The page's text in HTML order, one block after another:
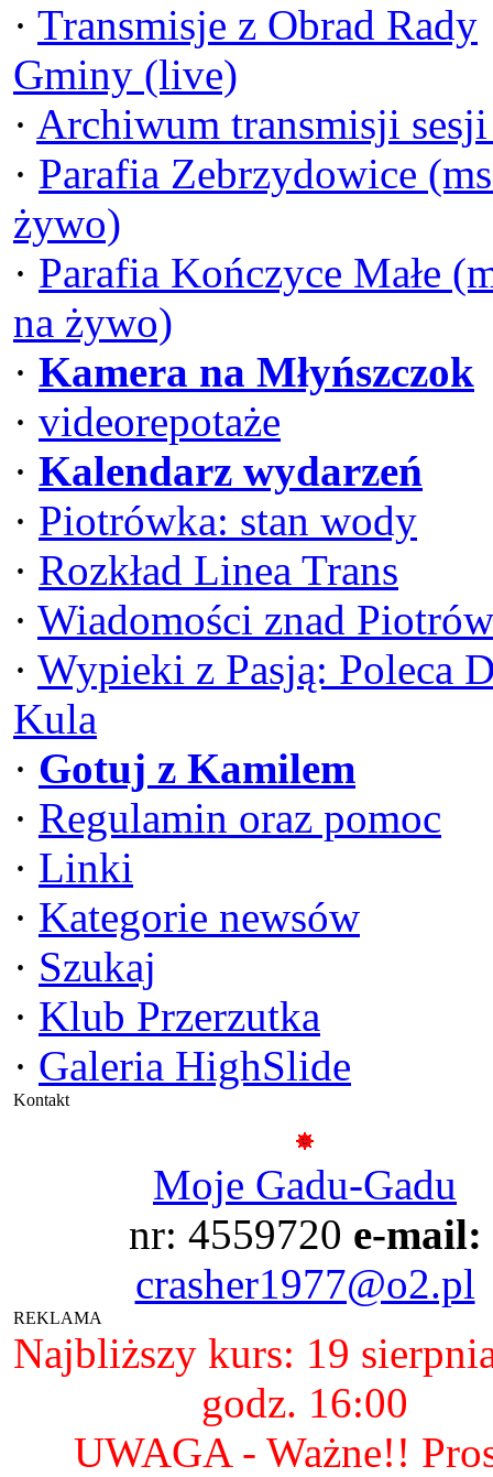
· Transmisje z Obrad Rady
Gminy (live)
· Archiwum transmisji
· Parafia Zebrzydowice
żywo)
· Parafia Kończyce Małe
na żywo)
· Kamera na Młyńszczok
· videorepotaże
· Kalendarz wydarzeń
· Piotrówka: stan wody
· Rozkład Linea Trans
· Wiadomości znad
· Wypieki z Pasją: Poleca
Kula
· Gotuj z Kamilem
· Regulamin oraz pomoc
· Linki
· Kategorie newsów
· Szukaj
· Klub Przerzutka
· Galeria HighSlide
Kontakt
Moje Gadu-Gadu
nr: 4559720 e-mail:
crasher1977@o2.pl
REKLAMA
Najbliższy kurs: 19
godz. 16:00
UWAGA - Ważne!!